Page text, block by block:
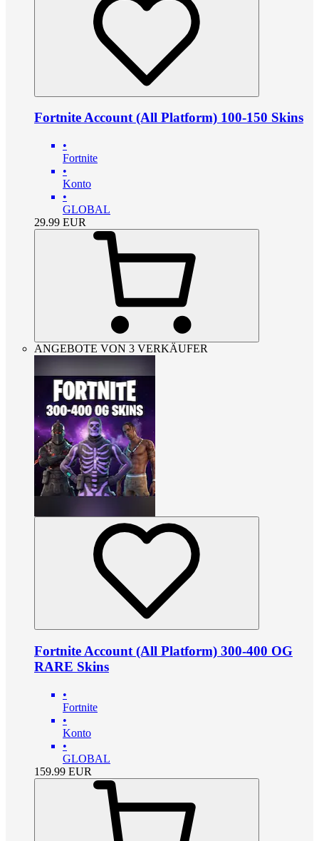
Fortnite Account (All Platform) 100-150 Skins
•
Fortnite
•
Konto
•
GLOBAL
29.99 EUR
ANGEBOTE VON 3 VERKÄUFER
Fortnite Account (All Platform) 300-400 OG
RARE Skins
•
Fortnite
•
Konto
•
GLOBAL
159.99 EUR